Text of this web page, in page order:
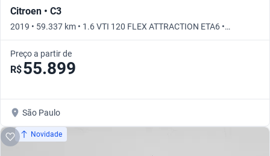
Citroen • C3
2019 • 59.337 km • 1.6 VTI 120 FLEX ATTRACTION ETA6 •
Automático
Preço a partir de
R$55.899
São Paulo
Novidade